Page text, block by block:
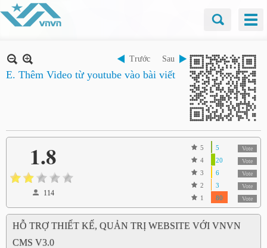
Trước Sau
E. Thêm Video từ youtube vào bài viết
5 5 Vote
4 20 Vote
3 6 Vote
2 3 Vote
1 80 Vote
1.8
114
HỖ TRỢ THIẾT KẾ, QUẢN TRỊ WEBSITE VỚI VNVN
CMS V3.0